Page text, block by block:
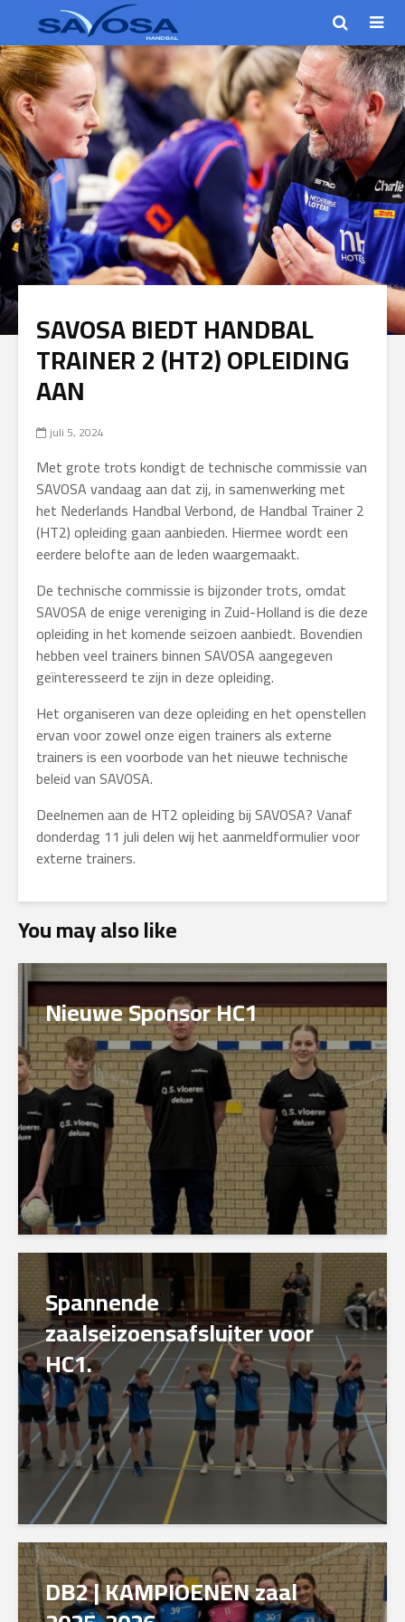
SAVOSA BIEDT HANDBAL
TRAINER 2 (HT2) OPLEIDING
AAN
juli 5, 2024
Met grote trots kondigt de technische commissie van
SAVOSA vandaag aan dat zij, in samenwerking met
het Nederlands Handbal Verbond, de Handbal Trainer 2
(HT2) opleiding gaan aanbieden. Hiermee wordt een
eerdere belofte aan de leden waargemaakt.
De technische commissie is bijzonder trots, omdat
SAVOSA de enige vereniging in Zuid-Holland is die deze
opleiding in het komende seizoen aanbiedt. Bovendien
hebben veel trainers binnen SAVOSA aangegeven
geïnteresseerd te zijn in deze opleiding.
Het organiseren van deze opleiding en het openstellen
ervan voor zowel onze eigen trainers als externe
trainers is een voorbode van het nieuwe technische
beleid van SAVOSA.
Deelnemen aan de HT2 opleiding bij SAVOSA? Vanaf
donderdag 11 juli delen wij het aanmeldformulier voor
externe trainers.
You may also like
Nieuwe Sponsor HC1
Spannende
zaalseizoensafsluiter voor
HC1.
DB2 | KAMPIOENEN zaal